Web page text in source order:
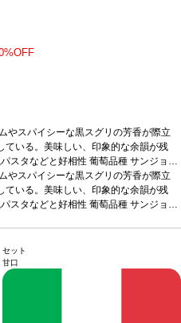
やスパイシーな黒スグリの芳香が際立
ている。美味しい、印象的な余韻が残
スタなどと好相性 葡萄品種 サンジョヴ
場合、在庫があり価格が同様の場合は
ご了承ください。
やスパイシーな黒スグリの芳香が際立
ている。美味しい、印象的な余韻が残
スタなどと好相性 葡萄品種 サンジョヴ
セット
甘口